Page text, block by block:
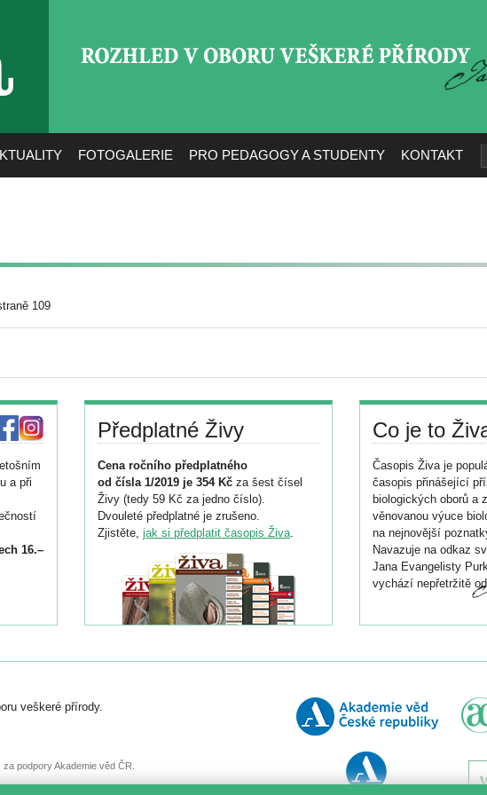
FOTOGALERIE PRO PEDAGOGY A STUDENTY KONTAKT
109
a při
16.–
Předplatné Živy
Cena ročního předplatného
od čísla 1/2019 je 354 Kč za šest čísel
Živy (tedy 59 Kč za jedno číslo).
Dvouleté předplatné je zrušeno.
Zjistěte, jak si předplatit časopis Živa.
Co je to
Časopis Živa je
časopis přinášející
biologických oborů a
věnovanou výuce
na nejnovější
Navazuje na odkaz
Jana Evangelisty
vychází nepřetržitě
veškeré přírody.
podpory Akademie věd ČR.